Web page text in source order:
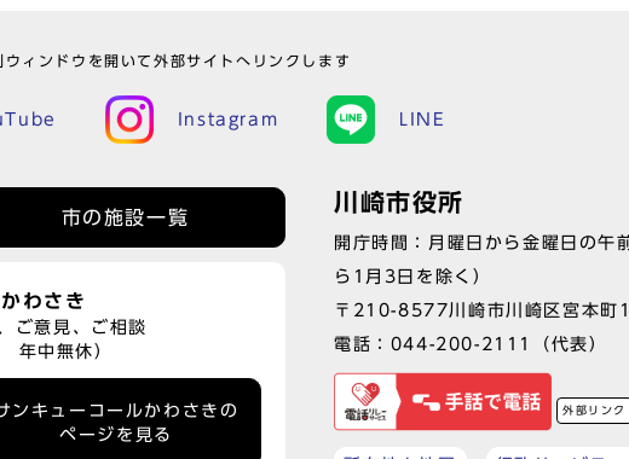
ィンドウを開いて外部サイトへリンクします
Instagram LINE
市の施設一覧
わさき
ご意見、ご相談
年中無休）
ンキューコールかわさきの
ページを見る
川崎市役所
開庁時間：月曜日から金曜日の
ら1月3日を除く）
〒210-8577川崎市川崎区宮本町
電話： 044-200-2111 （代表）
外部リンク